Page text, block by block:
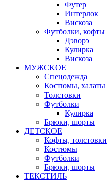
Футер
Интерлок
Вискоза
Футболки, кофты
Дэворэ
Кулирка
Вискоза
МУЖСКОЕ
Спецодежда
Костюмы, халаты
Толстовки
Футболки
Кулирка
Брюки, шорты
ДЕТСКОЕ
Кофты, толстовки
Костюмы
Футболки
Брюки, шорты
ТЕКСТИЛЬ